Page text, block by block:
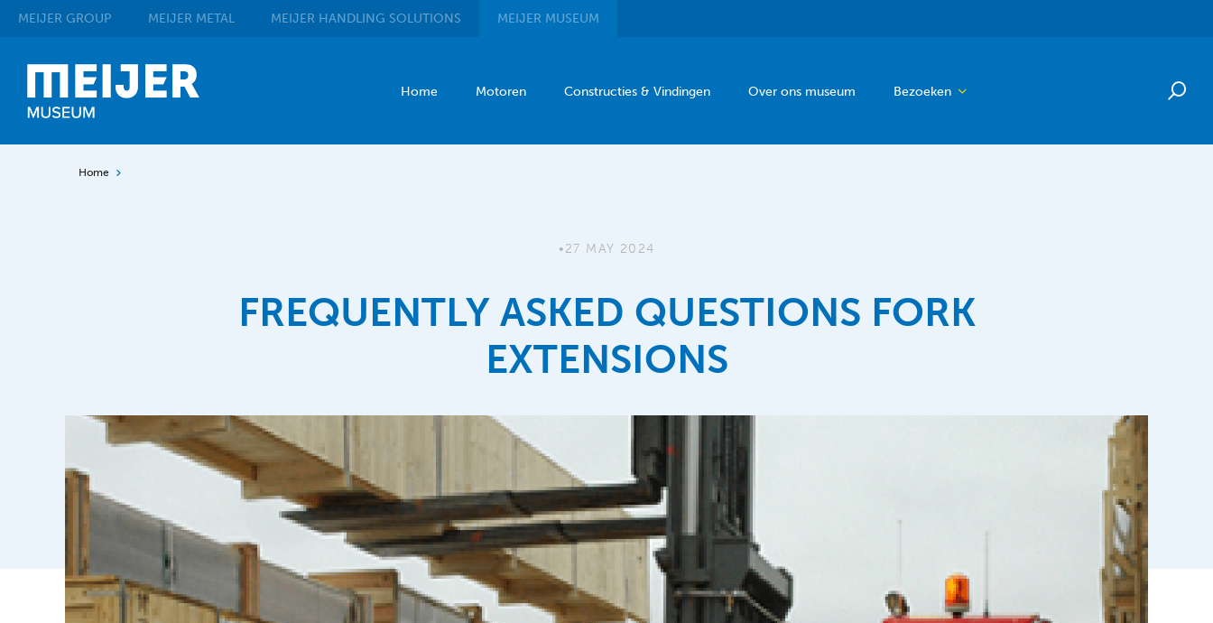
MEIJER GROUP MEIJER METAL MEIJER HANDLING SOLUTIONS MEIJER MUSEUM
Home Motoren Constructies & Vindingen Over ons museum Bezoeken
Home
•27 MAY 2024
FREQUENTLY ASKED QUESTIONS FORK
EXTENSIONS